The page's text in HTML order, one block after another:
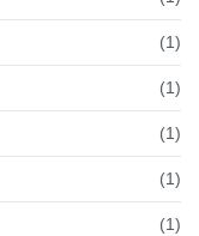
(1)
(1)
(1)
(1)
(1)